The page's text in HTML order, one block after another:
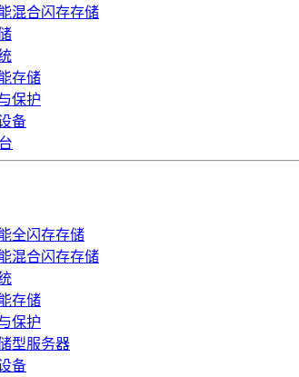
混合闪存存储
存储
保护
备
全闪存存储
混合闪存存储
存储
保护
型服务器
备